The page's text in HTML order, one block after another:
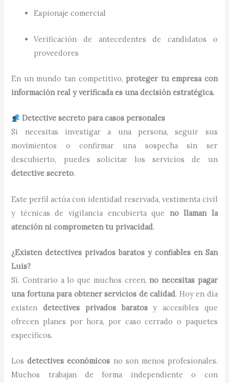
Espionaje comercial
Verificación de antecedentes de candidatos o
proveedores
En un mundo tan competitivo, proteger tu empresa con
información real y verificada es una decisión estratégica.
Detective secreto para casos personales
Si necesitas investigar a una persona, seguir sus
movimientos o confirmar una sospecha sin ser
descubierto, puedes solicitar los servicios de un
detective secreto.
Este perfil actúa con identidad reservada, vestimenta civil
y técnicas de vigilancia encubierta que no llaman la
atención ni comprometen tu privacidad.
¿Existen detectives privados baratos y confiables en San
Luis?
Sí. Contrario a lo que muchos creen,no necesitas pagar
una fortuna para obtener servicios de calidad. Hoy en día
existendetectives privados baratosy accesibles que
ofrecen planes por hora, por caso cerrado o paquetes
específicos.
Losdetectives económicos no son menos profesionales.
Muchos trabajan de forma independiente o con